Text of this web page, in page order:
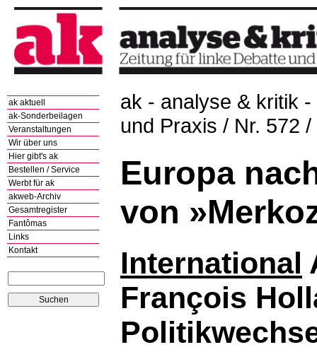
ak aktuell
ak-Sonderbeilagen
Veranstaltungen
Wir über uns
Hier gibt's ak
Bestellen / Service
Werbt für ak
akweb-Archiv
Gesamtregister
Fantômas
Links
Kontakt
ak - analyse & kritik
und Praxis / Nr. 572
Europa
von
International
François